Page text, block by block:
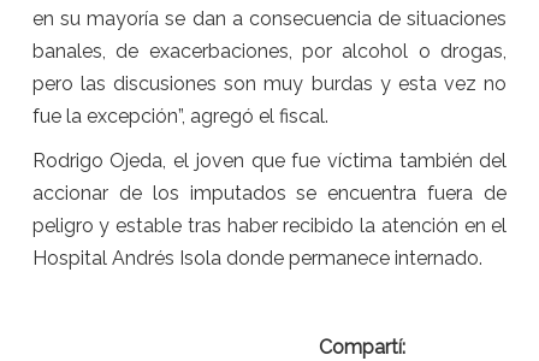
en su mayoría se dan a consecuencia de situaciones
banales, de exacerbaciones, por alcohol o drogas,
pero las discusiones son muy burdas y esta vez no
fue la excepción”, agregó el fiscal.
Rodrigo Ojeda, el joven que fue víctima también del
accionar de los imputados se encuentra fuera de
peligro y estable tras haber recibido la atención en el
Hospital Andrés Isola donde permanece internado.
Compartí: